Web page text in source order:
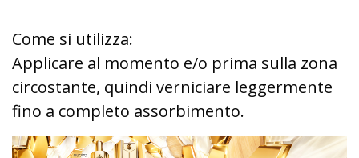
Come si utilizza:
Applicare al momento e/o prima sulla zona
circostante, quindi verniciare leggermente
fino a completo assorbimento.